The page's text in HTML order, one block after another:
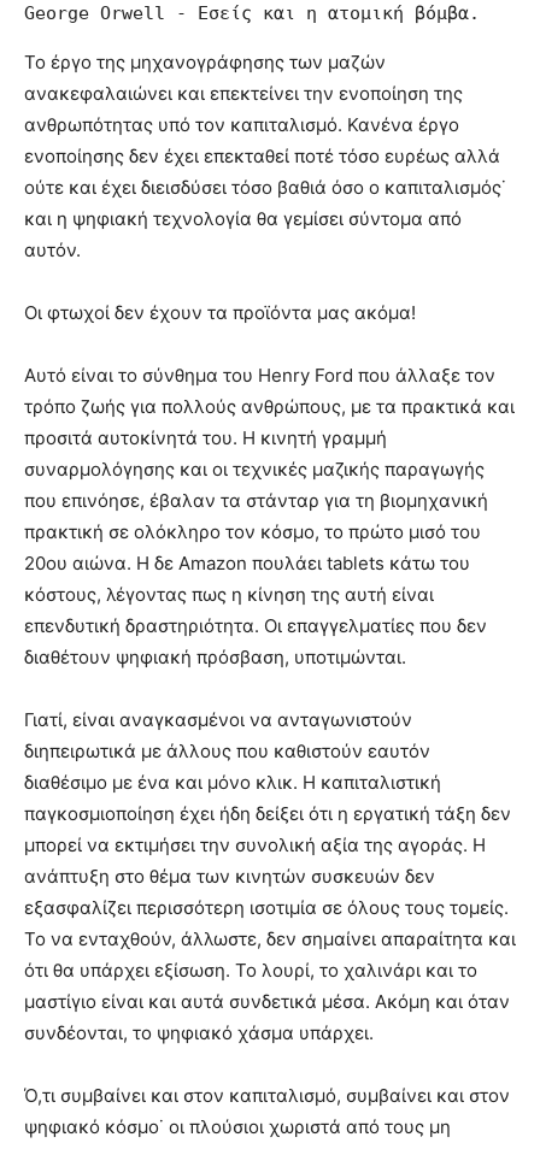
George Orwell - Εσείς και η ατομική βόμβα.
Το έργο της μηχανογράφησης των μαζών
ανακεφαλαιώνει και επεκτείνει την ενοποίηση της
ανθρωπότητας υπό τον καπιταλισμό. Κανένα έργο
ενοποίησης δεν έχει επεκταθεί ποτέ τόσο ευρέως αλλά
ούτε και έχει διεισδύσει τόσο βαθιά όσο ο καπιταλισμός˙
και η ψηφιακή τεχνολογία θα γεμίσει σύντομα από
αυτόν.
Οι φτωχοί δεν έχουν τα προϊόντα μας ακόμα!
Αυτό είναι το σύνθημα του Henry Ford που άλλαξε τον
τρόπο ζωής για πολλούς ανθρώπους, με τα πρακτικά και
προσιτά αυτοκίνητά του. Η κινητή γραμμή
συναρμολόγησης και οι τεχνικές μαζικής παραγωγής
που επινόησε, έβαλαν τα στάνταρ για τη βιομηχανική
πρακτική σε ολόκληρο τον κόσμο, το πρώτο μισό του
20ου αιώνα. Η δε Amazon πουλάει tablets κάτω του
κόστους, λέγοντας πως η κίνηση της αυτή είναι
επενδυτική δραστηριότητα. Οι επαγγελματίες που δεν
διαθέτουν ψηφιακή πρόσβαση, υποτιμώνται.
Γιατί, είναι αναγκασμένοι να ανταγωνιστούν
διηπειρωτικά με άλλους που καθιστούν εαυτόν
διαθέσιμο με ένα και μόνο κλικ. Η καπιταλιστική
παγκοσμιοποίηση έχει ήδη δείξει ότι η εργατική τάξη δεν
μπορεί να εκτιμήσει την συνολική αξία της αγοράς. Η
ανάπτυξη στο θέμα των κινητών συσκευών δεν
εξασφαλίζει περισσότερη ισοτιμία σε όλους τους τομείς.
Το να ενταχθούν, άλλωστε, δεν σημαίνει απαραίτητα και
ότι θα υπάρχει εξίσωση. Το λουρί, το χαλινάρι και το
μαστίγιο είναι και αυτά συνδετικά μέσα. Ακόμη και όταν
συνδέονται, το ψηφιακό χάσμα υπάρχει.
Ό,τι συμβαίνει και στον καπιταλισμό, συμβαίνει και στον
ψηφιακό κόσμο˙ οι πλούσιοι χωριστά από τους μη